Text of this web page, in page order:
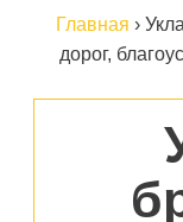
Главная ›
дорог,